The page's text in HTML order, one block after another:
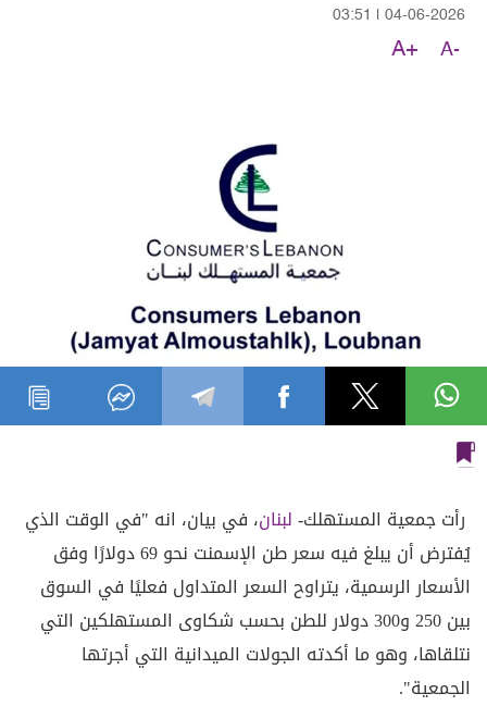
04-06-2026
03:51
A-
A+
رأت جمعية المستهلك-لبنان، في بيان، انه "في الوقت الذي
يُفترض أن يبلغ فيه سعر طن الإسمنت نحو 69 دولارًا وفق
الأسعار الرسمية، يتراوح السعر المتداول فعليًا في السوق
بين 250 و300 دولار للطن بحسب شكاوى المستهلكين التي
نتلقاها، وهو ما أكدته الجولات الميدانية التي أجرتها
الجمعية".